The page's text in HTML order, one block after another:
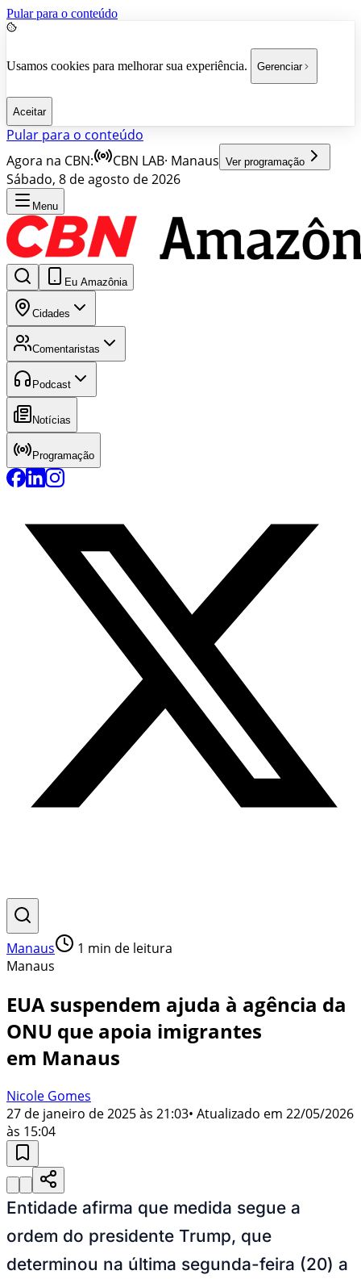
Pular para o conteúdo
Usamos cookies para melhorar sua experiência. Gerenciar
Aceitar
Pular para o conteúdo
Agora na CBN:
CBN LAB· Manaus Ver programação
Sábado, 8 de agosto de 2026
Menu
Eu Amazônia
Cidades
Comentaristas
Podcast
Notícias
Programação
Manaus 1 min de leitura
Manaus
EUA suspendem ajuda à agência da
ONU que apoia imigrantes
em Manaus
Nicole Gomes
27 de janeiro de 2025 às 21:03• Atualizado em 22/05/2026
às 15:04
Entidade afirma que medida segue a
ordem do presidente Trump, que
determinou na última segunda-feira (20) a